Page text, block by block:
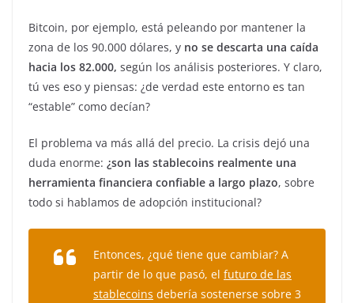
Bitcoin, por ejemplo, está peleando por mantener la
zona de los 90.000 dólares, y no se descarta una caída
hacia los 82.000, según los análisis posteriores. Y claro,
tú ves eso y piensas: ¿de verdad este entorno es tan
“estable” como decían?
El problema va más allá del precio. La crisis dejó una
duda enorme: ¿son las stablecoins realmente una
herramienta financiera confiable a largo plazo, sobre
todo si hablamos de adopción institucional?
Entonces, ¿qué tiene que cambiar? A
partir de lo que pasó, el futuro de las
stablecoins debería sostenerse sobre 3